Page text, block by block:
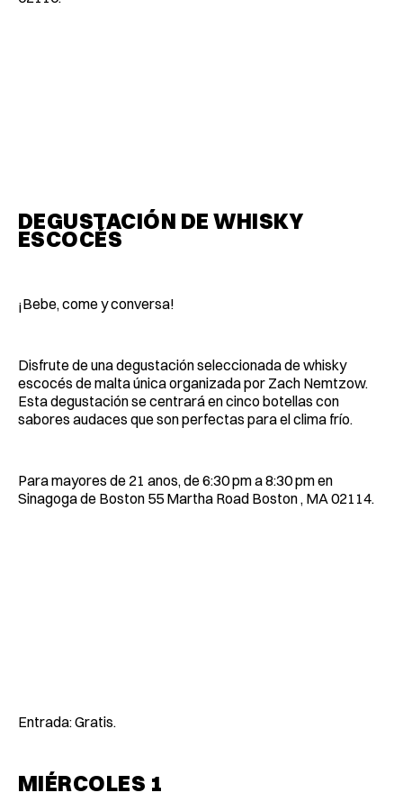
DEGUSTACIÓN DE WHISKY
ESCOCÉS
¡Bebe, come y conversa!
Disfrute de una degustación seleccionada de whisky
escocés de malta única organizada por Zach Nemtzow.
Esta degustación se centrará en cinco botellas con
sabores audaces que son perfectas para el clima frío.
Para mayores de 21 anos, de 6:30 pm a 8:30 pm en
Sinagoga de Boston 55 Martha Road Boston , MA 02114.
Entrada: Gratis.
MIÉRCOLES 1